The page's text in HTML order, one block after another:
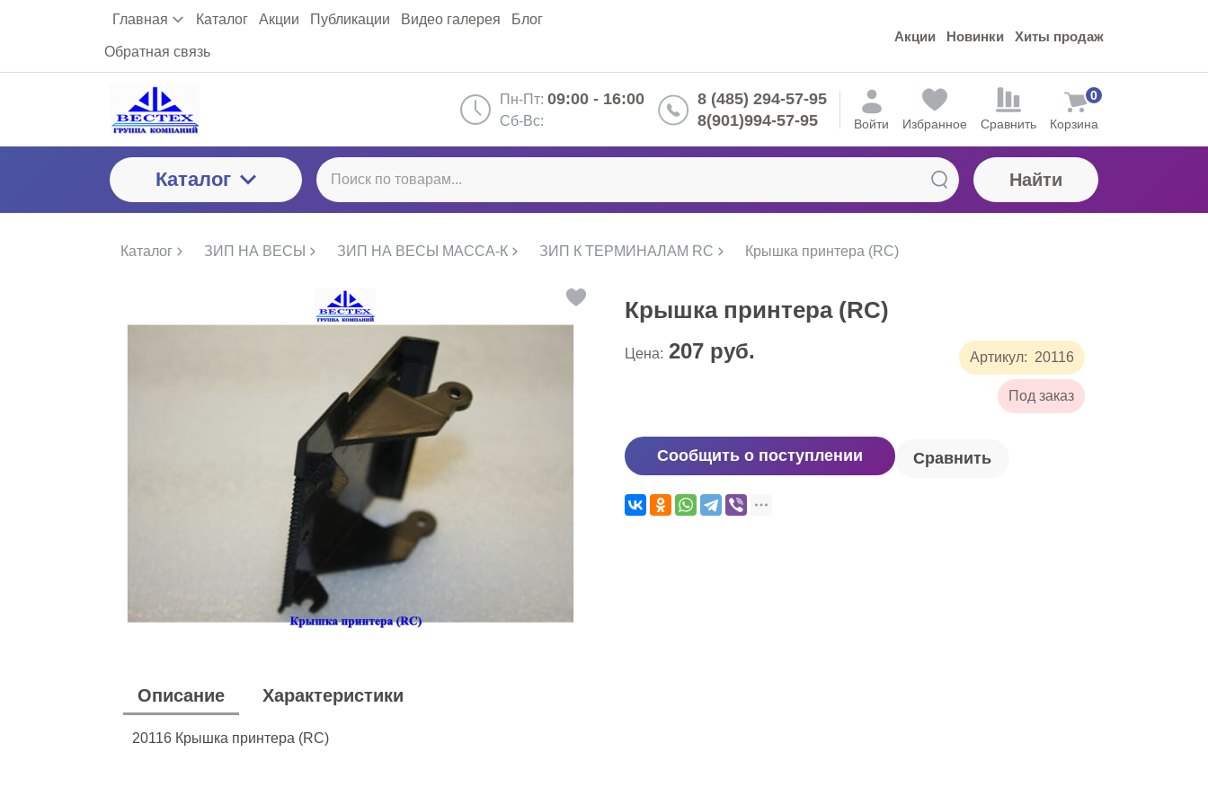
Главная Каталог Акции Публикации Видео галерея Блог
Обратная связь
Акции Новинки Хиты продаж
Пн-Пт: 09:00 - 16:00
Сб-Вс:
8 (485) 294-57-95
8(901)994-57-95
Войти Избранное Сравнить Корзина
0
Каталог Найти
Каталог ЗИП НА ВЕСЫ ЗИП НА ВЕСЫ МАССА-К ЗИП К ТЕРМИНАЛАМ RC Крышка принтера (RC)
Крышка принтера (RC)
Артикул: 20116
Под заказ
Цена: 207 руб.
Сообщить о поступлении Сравнить
Описание Характеристики
20116 Крышка принтера (RC)